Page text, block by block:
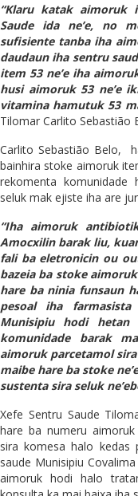
“Klaru katak aimoruk
Saude ida ne’e, no
sufisiente tanba iha
daudaun iha sentru
item 53 ne’e iha
husi aimoruk 53 ne’e
vitamina hamutuk 53
Tilomar Carlito Sebastião
Carlito Sebastião Belo,
bainhira stoke aimoruk
rekomenta
seluk mak ejiste iha are
“Iha aimoruk
Amocxilin barak liu,
fali ba eletronicin ou
bazeia ba stoke
hare ba ninia funsaun
pesoal iha
Munisipiu hodi hetan
komunidade barak
aimoruk parcetamol
maibe hare ba stoke
sustenta sira seluk
Xefe Sentru Saude
hare ba numeru
sira komesa halo kedas
saude Munisipiu
aimoruk hodi halo